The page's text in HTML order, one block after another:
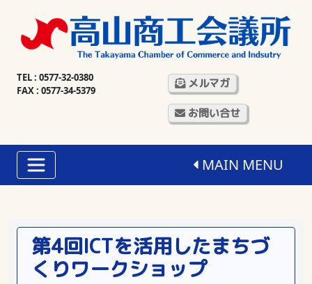
TEL : 0577-32-0380
FAX : 0577-34-5379
メルマガ
お問い合せ
MAIN MENU
第4回ICTを活用したまちづ
くりワークショップ